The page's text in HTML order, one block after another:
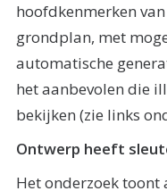
hoofdkenmerken
grondplan, met
automatische
het aanbevolen die
bekijken (zie links
Ontwerp heeft
Het onderzoek